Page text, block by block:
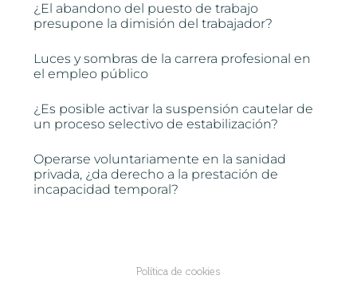
¿El abandono del puesto de trabajo
presupone la dimisión del trabajador?
Luces y sombras de la carrera profesional en
el empleo público
¿Es posible activar la suspensión cautelar de
un proceso selectivo de estabilización?
Operarse voluntariamente en la sanidad
privada, ¿da derecho a la prestación de
incapacidad temporal?
Política de cookies